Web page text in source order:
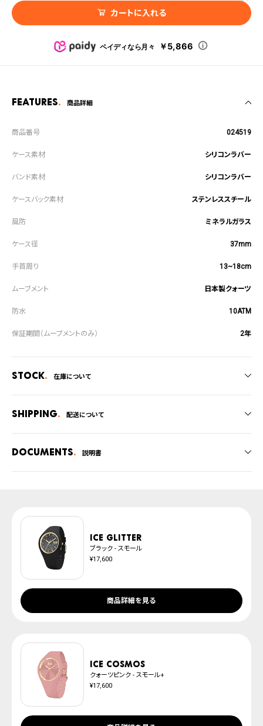
カートに入れる
ペイディなら月々 ￥5,866
Features 商品詳細
024519
シリコンラバー
シリコンラバー
ステンレススチール
ミネラルガラス
37mm
13~18cm
日本製クォーツ
10ATM
2年
Stock 在庫について
在庫切れの場合、キャンセルをさせて頂きます。
Shipping 配送について
・系列店舗から取り寄せ後に発送
※ご予約商品は、記載のお届け予定での発送となります。
Documents 説明書
防水について
ICE glitter
ブラック - スモール
¥17,600
商品詳細を見る
ICE cosmos
クォーツピンク - スモール+
¥17,600